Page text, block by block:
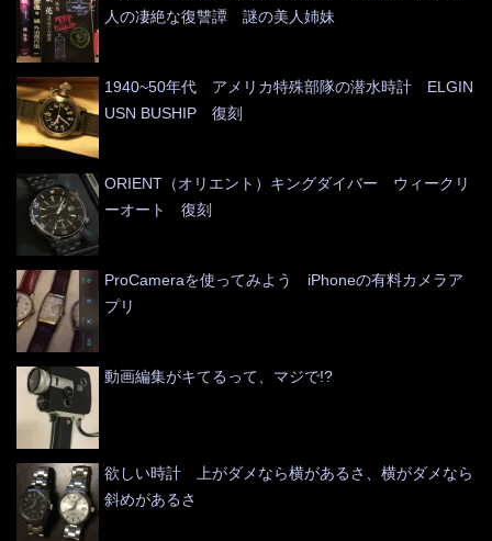
人の凄絶な復讐譚 謎の美人姉妹
1940~50年代 アメリカ特殊部隊の潜水時計 ELGIN
USN BUSHIP 復刻
ORIENT（オリエント）キングダイバー ウィークリ
ーオート 復刻
ProCameraを使ってみよう iPhoneの有料カメラア
プリ
動画編集がキてるって、マジで!?
欲しい時計 上がダメなら横があるさ、横がダメなら
斜めがあるさ